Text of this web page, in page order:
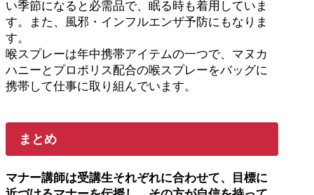
い季節になると必需品で、眠る時も着用していま
す。また、風邪・インフルエンザ予防にもなりま
す。
喉スプレーは年中携帯アイテムの一つで、マヌカ
ハニーとプロポリス配合の喉スプレーをバッグに
携帯して仕事に取り組んでいます。
まとめ
マナー講師は受講生それぞれに合わせて、目標に